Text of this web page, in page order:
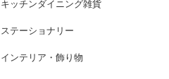
キッチンダイニング雑貨
ステーショナリー
インテリア・飾り物